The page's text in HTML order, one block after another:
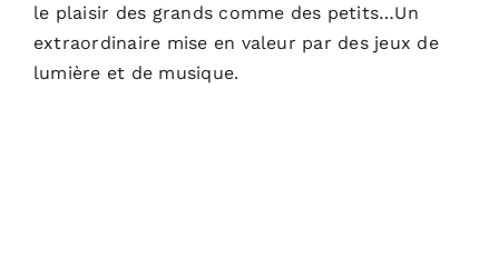
le plaisir des grands comme des petits…Un
extraordinaire mise en valeur par des jeux de
lumière et de musique.